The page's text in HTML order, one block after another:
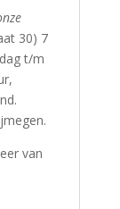
30) 7
t/m
van